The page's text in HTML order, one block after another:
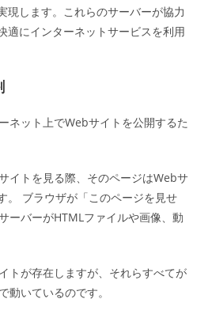
現します。これらのサーバーが協力
適にインターネットサービスを利用
ネット上でWebサイトを公開するた
イトを見る際、そのページはWebサ
。 ブラウザが「このページを見せ
ーバーがHTMLファイルや画像、動
トが存在しますが、それらすべてが
動いているのです。